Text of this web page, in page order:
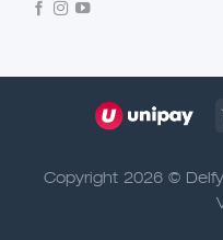
Copyright 2026 ©